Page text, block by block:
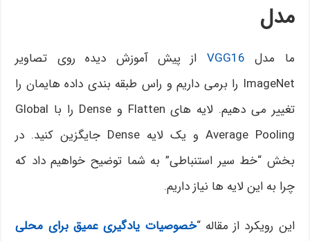
مدل
ما مدل VGG16 از پیش آموزش دیده روی تصاویر
ImageNet را برمی داریم و راس طبقه بندی داده هایمان را
تغییر می دهیم. لایه های Flatten و Dense را با Global
Average Pooling و یک لایه Dense جایگزین کنید. در
بخش “خط سیر استنباطی” به شما توضیح خواهیم داد که
چرا به این لایه ها نیاز داریم.
این رویکرد از مقاله “خصوصیات یادگیری عمیق برای محلی